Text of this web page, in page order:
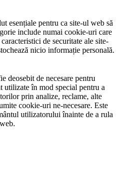
esențiale pentru ca site-ul web să
include numai cookie-uri care
de securitate ale site-
nicio informație personală.
deosebit de necesare pentru
utilizate în mod special pentru a
prin analize, reclame, alte
cookie-uri ne-necesare. Este
utilizatorului înainte de a rula